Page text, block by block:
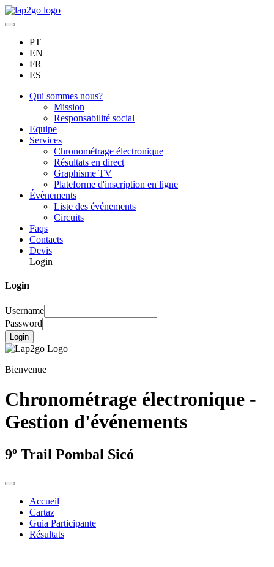
PT
EN
FR
ES
Qui sommes nous?
Mission
Responsabilité social
Equipe
Services
Chronométrage électronique
Résultats en direct
Graphisme TV
Plateforme d'inscription en ligne
Évènements
Liste des événements
Circuits
Faqs
Contacts
Devis
Login
Login
Username
Password
Login
Bienvenue
Chronométrage électronique -
Gestion d'événements
9º Trail Pombal Sicó
Accueil
Cartaz
Guia Participante
Résultats